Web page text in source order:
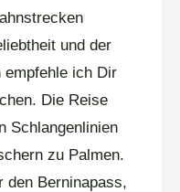
und der
empfehle ich Dir
Die Reise
Schlangenlinien
zu Palmen.
den Berninapass,